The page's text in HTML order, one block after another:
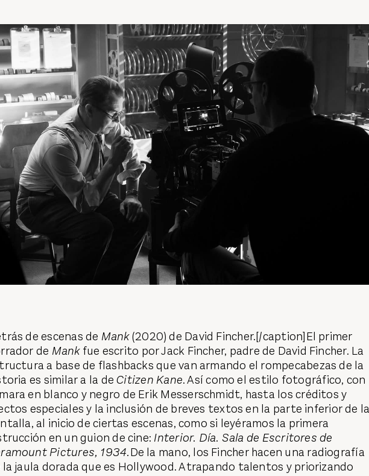
de escenas de Mank(2020) de David Fincher.[/caption]El primer
de Mankfue escrito por Jack Fincher, padre de David Fincher. La
a base de flashbacks que van armando el rompecabezas de la
es similar a la deCitizen Kane. Así como el estilo fotográfico, con
en blanco y negro de Erik Messerschmidt, hasta los créditos y
especiales y la inclusión de breves textos en la parte inferior de
al inicio de ciertas escenas, como si leyéramos la primera
en un guion de cine: Interior. Día. Sala de Escritores de
Pictures, 1934.De la mano, los Fincher hacen una radiografía
la jaula dorada que es Hollywood. Atrapando talentos y priorizando